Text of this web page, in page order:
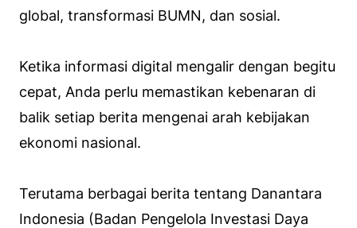
global, transformasi BUMN, dan sosial.
Ketika informasi digital mengalir dengan begitu
cepat, Anda perlu memastikan kebenaran di
balik setiap berita mengenai arah kebijakan
ekonomi nasional.
Terutama berbagai berita tentang Danantara
Indonesia (Badan Pengelola Investasi Daya